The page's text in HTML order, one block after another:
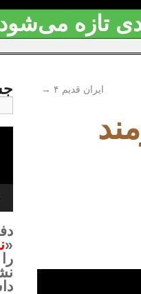
تازه می‌شود
ایران قدیم ۴ →
«